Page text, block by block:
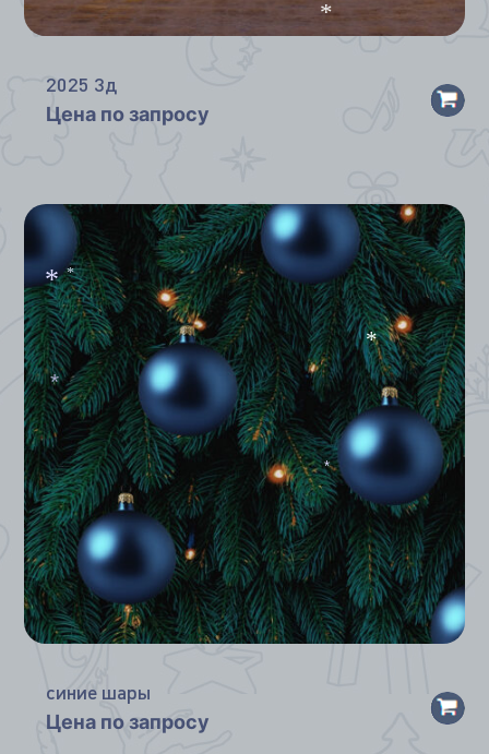
2025 3д
Цена по запросу
синие шары
Цена по запросу
*
*
*
*
*
*